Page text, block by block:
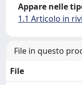
Appare nelle
1.1 Articolo in
File in questo
File